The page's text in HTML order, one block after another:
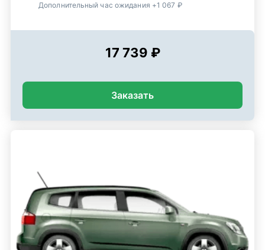
Дополнительный час ожидания +1 067 ₽
17 739 ₽
Заказать